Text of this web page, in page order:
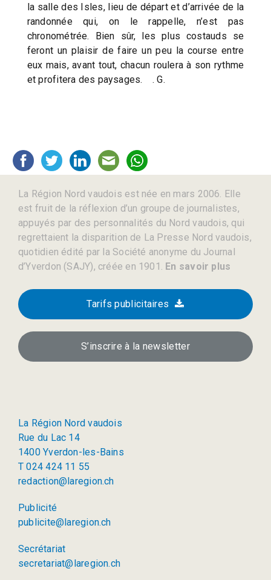
la salle des Isles, lieu de départ et d’arrivée de la
randonnée qui, on le rappelle, n’est pas
chronométrée. Bien sûr, les plus costauds se
feront un plaisir de faire un peu la course entre
eux mais, avant tout, chacun roulera à son rythme
et profitera des paysages. . G.
La Région Nord vaudois est née en mars 2006. Elle
est fruit de la réflexion d’un groupe de journalistes,
appuyés par des personnalités du Nord vaudois, qui
regrettaient la disparition de La Presse Nord vaudois,
quotidien édité par la Société anonyme du Journal
d’Yverdon (SAJY), créée en 1901. En savoir plus
Tarifs publicitaires
S’inscrire à la newsletter
La Région Nord vaudois
Rue du Lac 14
1400 Yverdon-les-Bains
T 024 424 11 55
redaction@laregion.ch
Publicité
publicite@laregion.ch
Secrétariat
secretariat@laregion.ch